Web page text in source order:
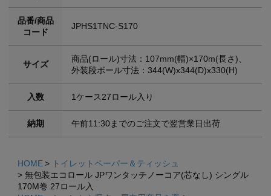
品番/商品
コード
JPHS1TNC-S170
サイズ
商品(ロール)寸法：107mm(幅)×170m(長さ)、
外装段ボール寸法：344(W)x344(D)x330(H)
入数 1ケース27ロール入り
納期 午前11:30までのご注文で翌営業日出荷
HOME
トイレットペーパー＆ティッシュ
無包装エコロール JPワンタッチノーコア(芯なし) シングル
170M巻 27ロール入